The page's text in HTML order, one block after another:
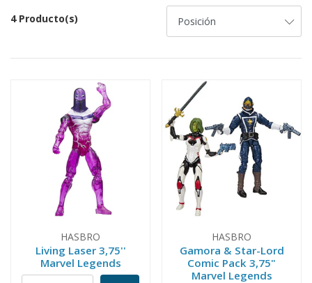
4 Producto(s)
HASBRO
Living Laser 3,75''
Marvel Legends
HASBRO
Gamora & Star-Lord
Comic Pack 3,75"
Marvel Legends